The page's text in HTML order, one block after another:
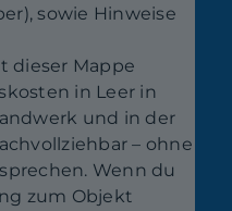
sowie Hinweise
dieser Mappe
in Leer in
und in der
– ohne
Wenn du
zum Objekt